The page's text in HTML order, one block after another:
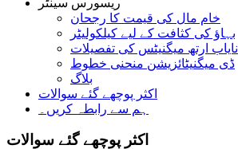
ریسورس سینٹر
خام مال کی قیمت کا رجحان
بہاؤ کی کثافت کے لیے کیلکولیٹر
نایاب ارتھ میگنیٹس کی تفصیلات
ڈی میگنیٹائزیشن منحنی خطوط
بلاگ
اکثر پوچھے گئے سوالات
ہم سے رابطہ کریں۔
اکثر پوچھے گئے سوالات